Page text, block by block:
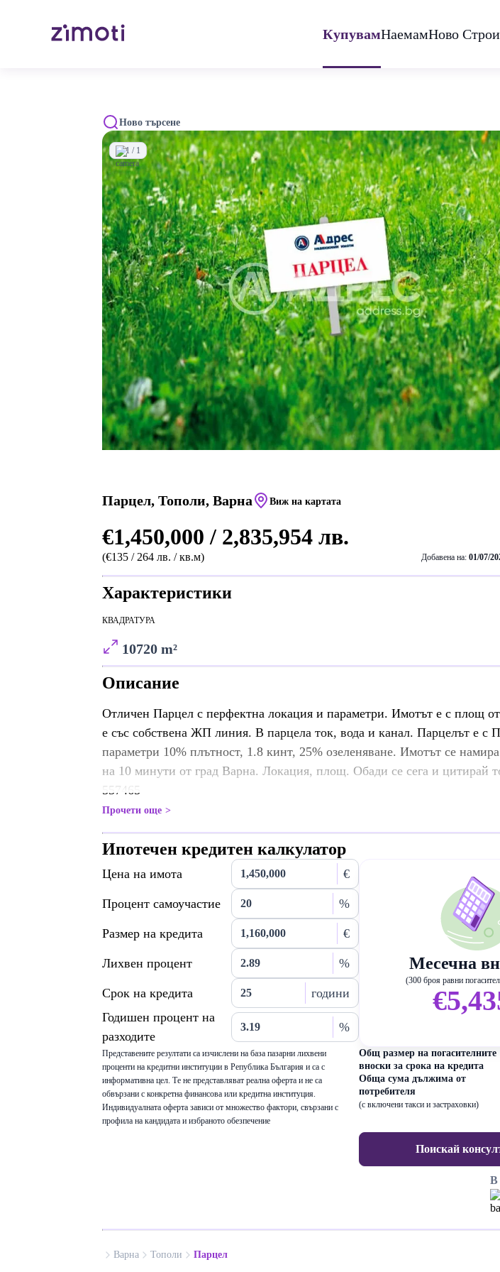
КупувамНаемамНово
Ново търсене
1 / 1
Парцел, Тополи, Варна Виж на картата
€1,450,000 / 2,835,954 лв.
(€135 / 264 лв. / кв.м) Добавена на: 01/07/
Характеристики
КВАДРАТУРА
10720 m²
Описание
Отличен Парцел с перфектна локация и параметри. Имотът е с площ
е със собствена ЖП линия. В парцела ток, вода и канал. Парцелът е с
параметри 10% плътност, 1.8 кинт, 25% озеленяване. Имотът се
на 10 минути от град Варна. Локация, площ. Обади се сега и цитирай
557465
Прочети още
Ипотечен кредитен калкулатор
Цена на имота €
Процент самоучастие %
Размер на кредита €
Лихвен процент %
Срок на кредита
години
Годишен процент на
разходите
%
Представените резултати са изчислени на база пазарни лихвени
проценти на кредитни институции в Република България и са с
информативна цел. Те не представляват реална оферта и не са
обвързани с конкретна финансова или кредитна институция.
Индивидуалната оферта зависи от множество фактори, свързани с
профила на кандидата и избраното обезпечение
Месечна
(300 броя равни
Общ размер на погасителните
вноски за срока на кредита
Обща сума дължима от
потребителя
(с включени такси и застраховки)
Поискай
В
Варна Тополи Парцел